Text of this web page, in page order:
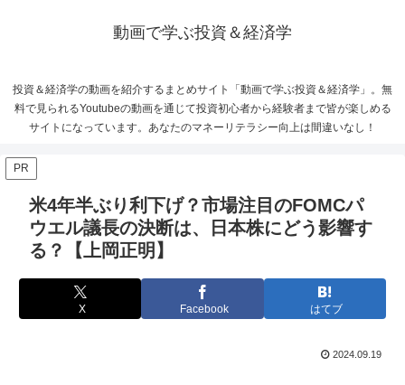
動画で学ぶ投資＆経済学
投資＆経済学の動画を紹介するまとめサイト「動画で学ぶ投資＆経済学」。無
料で見られるYoutubeの動画を通じて投資初心者から経験者まで皆が楽しめる
サイトになっています。あなたのマネーリテラシー向上は間違いなし！
PR
米4年半ぶり利下げ？市場注目のFOMCパ
ウエル議長の決断は、日本株にどう影響す
る？【上岡正明】
X Facebook はてブ
2024.09.19